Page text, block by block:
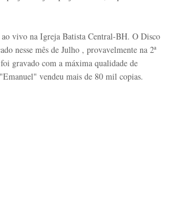
vivo na Igreja Batista Central-BH. O Disco
nesse mês de Julho , provavelmente na 2ª
gravado com a máxima qualidade de
vendeu mais de 80 mil copias.